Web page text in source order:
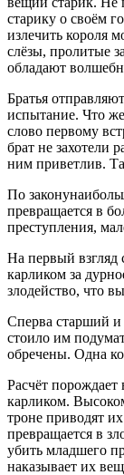
старику о своём
излечить короля
слёзы, пролитые
обладают
Братья
испытание. Что же
слово первому
брат не захотели
ним приветлив.
По
превращается в
преступления,
На первый взгляд
карликом за
злодейство, что
Сперва старший и
стоило им
обречены. Одна
Расчёт
карликом.
троне приводят
превращается в
убить младшего
наказывает их